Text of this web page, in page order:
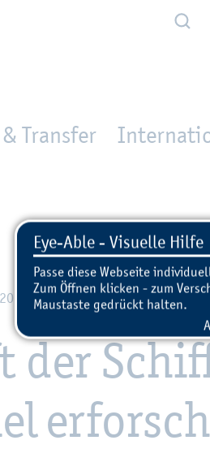
Such­ben
Transfer
- 14:22
der